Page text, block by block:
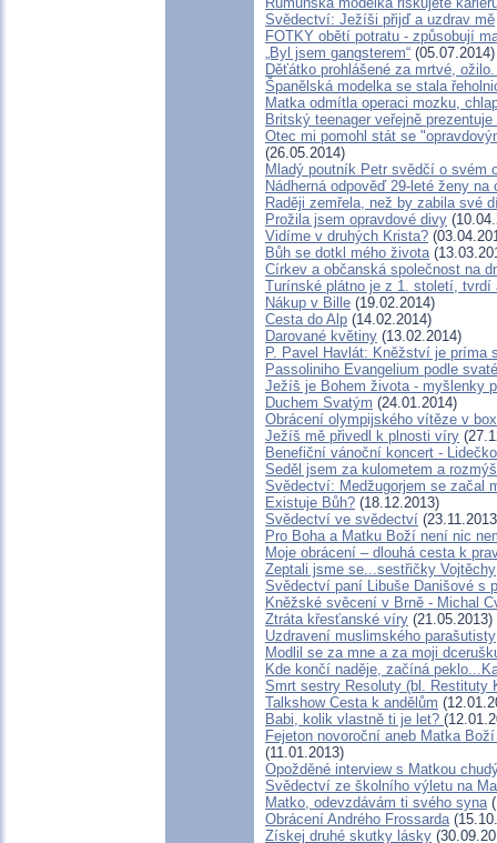
Svědectví: Ježíši přijď a uzdrav mě
FOTKY obětí potratu - způsobují
„Byl jsem gangsterem“ (05.07.2014)
Děťátko prohlášené za mrtvé,
Španělská modelka se stala
Matka odmítla operaci mozku,
Britský teenager veřejně
Otec mi pomohl stát se
(26.05.2014)
Mladý poutník Petr svědčí o svém
Nádherná odpověď 29-leté ženy
Raději zemřela, než by zabila své
Prožila jsem opravdové divy
Vidíme v druhých Krista?
Bůh se dotkl mého života
Církev a občanská společnost na
Turínské plátno je z 1. století, tvrdí
Nákup v Bille (19.02.2014)
Cesta do Alp (14.02.2014)
Darované květiny (13.02.2014)
P. Pavel Havlát: Kněžství je príma
Passoliniho Evangelium podle
Ježíš je Bohem života - myšlenky
Duchem Svatým (24.01.2014)
Obrácení olympijského vítěze v
Ježíš mě přivedl k plnosti víry
Benefiční vánoční koncert - Lidečko
Seděl jsem za kulometem a
Svědectví: Medžugorjem se začal
Existuje Bůh? (18.12.2013)
Svědectví ve svědectví
Pro Boha a Matku Boží není nic
Moje obrácení – dlouhá cesta k
Zeptali jsme se...sestřičky Vojtěchy
Svědectví paní Libuše Danišové s
Kněžské svěcení v Brně - Michal
Ztráta křesťanské víry (21.05.2013)
Uzdravení muslimského parašutisty
Modlil se za mne a za moji
Kde končí naděje, začíná
Smrt sestry Resoluty (bl. Restituty
Talkshow Cesta k andělům
Babi, kolik vlastně ti je let?
Fejeton novoroční aneb Matka
(11.01.2013)
Opožděné interview s Matkou
Svědectví ze školního výletu na
Matko, odevzdávám ti svého syna
Obrácení Andrého Frossarda
Získej druhé skutky lásky